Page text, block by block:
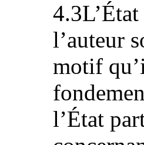
l’auteur
motif
l’État